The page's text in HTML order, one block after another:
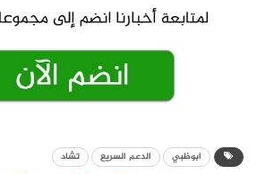
ابوظبي الدعم السريع تشاد